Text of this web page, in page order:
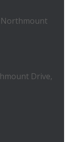
Northmount
Drive,